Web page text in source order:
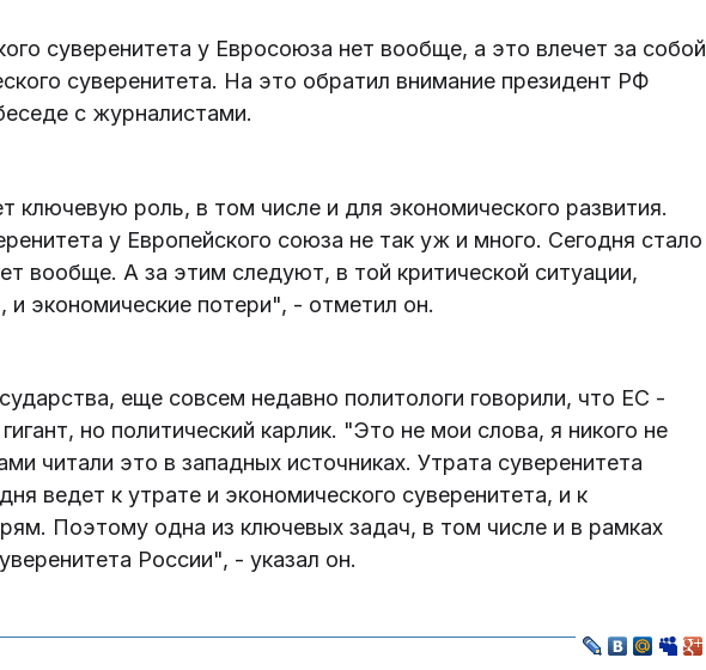
суверенитета у Евросоюза нет вообще, а это влечет за собой
суверенитета. На это обратил внимание президент РФ
с журналистами.
ключевую роль, в том числе и для экономического развития.
у Европейского союза не так уж и много. Сегодня стало
вообще. А за этим следуют, в той критической ситуации,
и экономические потери", - отметил он.
еще совсем недавно политологи говорили, что ЕС -
но политический карлик. "Это не мои слова, я никого не
читали это в западных источниках. Утрата суверенитета
ведет к утрате и экономического суверенитета, и к
Поэтому одна из ключевых задач, в том числе и в рамках
России", - указал он.